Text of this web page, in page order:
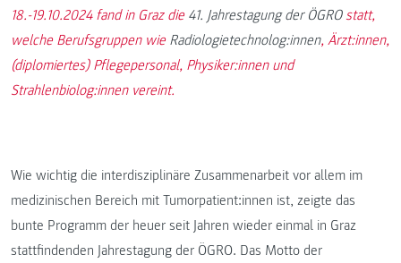
18.-19.10.2024 fand in Graz die 41. Jahrestagung der ÖGROstatt,
welche Berufsgruppen wie Radiologietechnolog:innen, Ärzt:innen,
(diplomiertes) Pflegepersonal, Physiker:innen und
Strahlenbiolog:innen vereint.
Wie wichtig die interdisziplinäre Zusammenarbeit vor allem im
medizinischen Bereich mit Tumorpatient:innen ist, zeigte das
bunte Programm der heuer seit Jahren wieder einmal in Graz
stattfindenden Jahrestagung der ÖGRO. Das Motto der